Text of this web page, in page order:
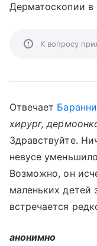
Дерматоскопии в
К вопросу
Отвечает
хирург,
Здравствуйте.
невусе
Возможно, он
маленьких детей
встречается
анонимно